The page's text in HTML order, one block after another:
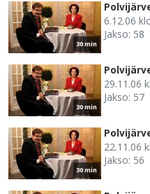
30 min
6.12.06
Jakso: 58
30 min
29.11.06
Jakso: 57
30 min
22.11.06
Jakso: 56